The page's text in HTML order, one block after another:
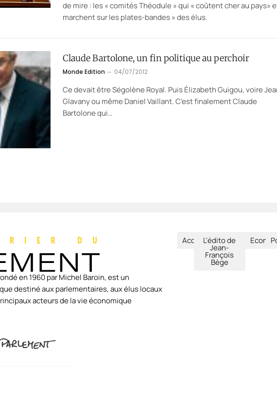
de mire : les « comités Théodule » qui « coûtent cher au pays»
marchent sur les plates-bandes » des élus.
Claude Bartolone, un fin politique au perchoir
Monde Edition 04/07/2012
Ce devait être Ségolène Royal. Puis Élizabeth Guigou, voire
Glavany ou même Daniel Vaillant. C’est finalement Claude
Bartolone qui…
en 1960 par Michel Baroin, est un
destiné aux parlementaires, aux élus locaux
acteurs de la vie économique
AccueilL'édito de
Jean-
François
Bège